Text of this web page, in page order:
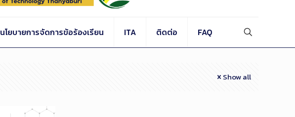
นโยบายการจัดการข้อร้องเรียน ITA ติดต่อ FAQ
Show all